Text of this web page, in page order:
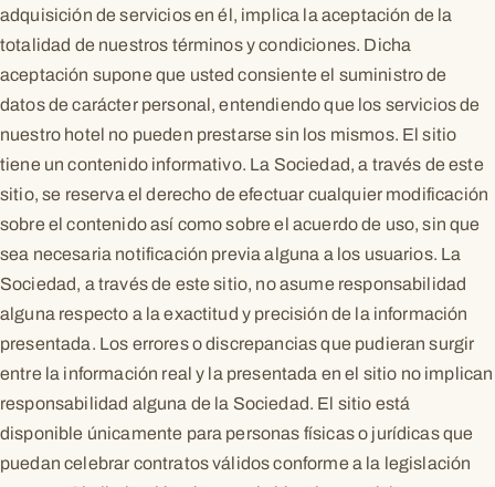
adquisición de servicios en él, implica la aceptación de la
totalidad de nuestros términos y condiciones. Dicha
aceptación supone que usted consiente el suministro de
datos de carácter personal, entendiendo que los servicios de
nuestro hotel no pueden prestarse sin los mismos. El sitio
tiene un contenido informativo. La Sociedad, a través de este
sitio, se reserva el derecho de efectuar cualquier modificación
sobre el contenido así como sobre el acuerdo de uso, sin que
sea necesaria notificación previa alguna a los usuarios. La
Sociedad, a través de este sitio, no asume responsabilidad
alguna respecto a la exactitud y precisión de la información
presentada. Los errores o discrepancias que pudieran surgir
entre la información real y la presentada en el sitio no implican
responsabilidad alguna de la Sociedad. El sitio está
disponible únicamente para personas físicas o jurídicas que
puedan celebrar contratos válidos conforme a la legislación